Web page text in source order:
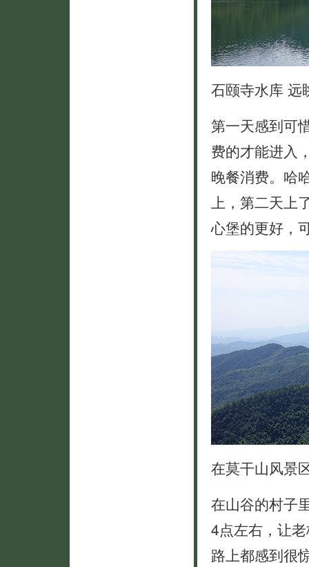
石颐寺水库 远
第一天感到可
费的才能进入
晚餐消费。哈
上，第二天上
心堡的更好，
在莫干山风景
在山谷的村子
4点左右，让
路上都感到很